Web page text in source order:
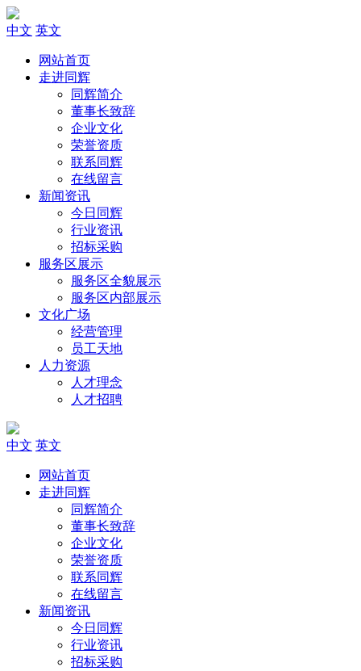
中文 英文
网站首页
走进同辉
同辉简介
董事长致辞
企业文化
荣誉资质
联系同辉
在线留言
新闻资讯
今日同辉
行业资讯
招标采购
服务区展示
服务区全貌展示
服务区内部展示
文化广场
经营管理
员工天地
人力资源
人才理念
人才招聘
中文 英文
网站首页
走进同辉
同辉简介
董事长致辞
企业文化
荣誉资质
联系同辉
在线留言
新闻资讯
今日同辉
行业资讯
招标采购